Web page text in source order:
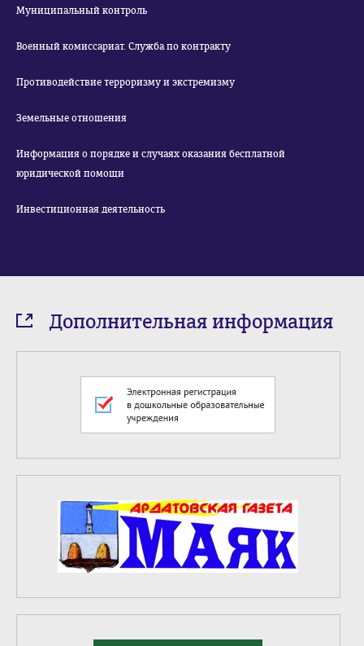
Муниципальный контроль
Военный комиссариат. Служба по контракту
Противодействие терроризму и экстремизму
Земельные отношения
Информация о порядке и случаях оказания бесплатной
юридической помощи
Инвестиционная деятельность
Дополнительная информация